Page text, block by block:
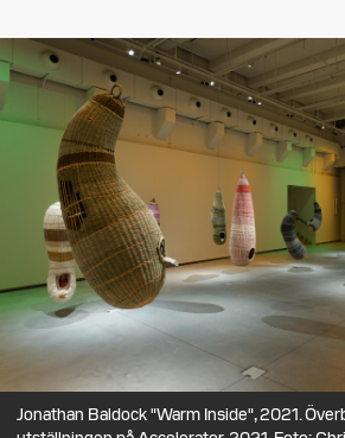
Jonathan Baldock "Warm Inside", 2021.